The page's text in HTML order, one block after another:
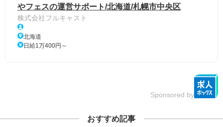
やフェスの運営サポート/北海道/札幌市中央区
株式会社フルキャスト
北海道
日給1万400円～
Sponsored by
おすすめ記事